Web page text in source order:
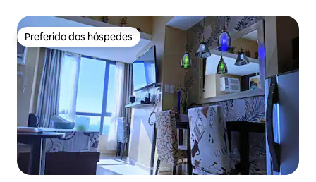
Preferido dos hóspedes
Preferido dos hóspedes